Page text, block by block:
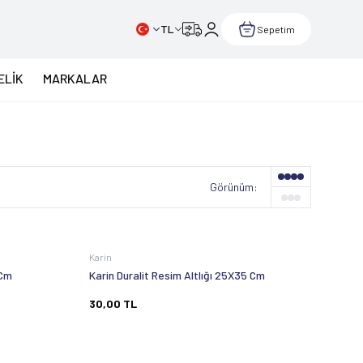
TL Sepetim
MARKALAR
Görünüm:
Karin
Karin Duralit Resim Altlığı 25X35 Cm
30,00 TL